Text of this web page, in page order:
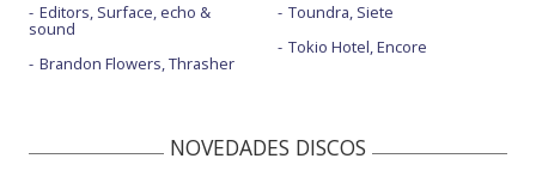
Editors, Surface, echo &
sound
Brandon Flowers, Thrasher
Toundra, Siete
Tokio Hotel, Encore
NOVEDADES DISCOS